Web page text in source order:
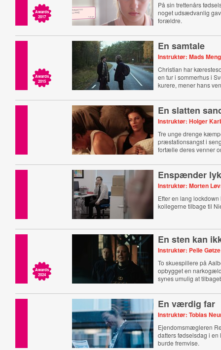
Awards
2017
På sin trettenårs
noget udsædvanlig
forældre.
Awards
2015
En samtale
Instruktør: Mads
Christian har
en tur i sommerhus i
kurere, mener hans
En slatten
Instruktør: Holger
Tre unge drenge
præstationsangst i
fortælle deres venner
Enspænder
Instruktør: Morten
Efter en lang lockdown
kollegerne tilbage til
Awards
2024
En sten kan
Instruktør: Pelle
To skuespillere på
opbygget en
synes umulig at
En værdig far
Instruktør: Tobias
Ejendomsmægleren
datters fødselsdag i
burde fremvise.